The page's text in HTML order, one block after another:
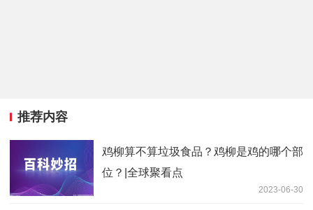
推荐内容
鸡柳算不算垃圾食品？鸡柳是鸡的哪个部
位？|全球聚看点
2023-06-30